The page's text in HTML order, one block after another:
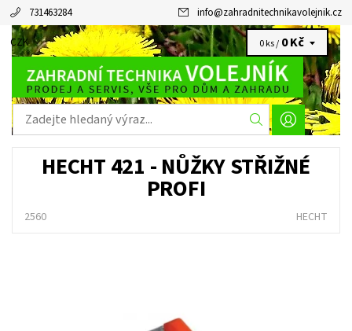
731463284 info@zahradnitechnikavolejnik.cz
CZK 0 ks / 0 Kč
HECHT 421 - NŮŽKY STŘIŽNÉ
PROFI
2560 HECHT